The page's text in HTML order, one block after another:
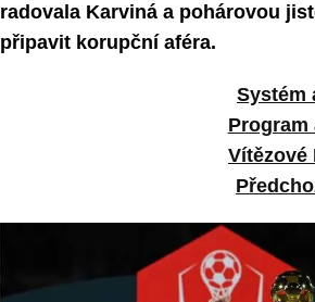
radovala Karviná a pohárovou
připavit korupční aféra.
Systém
Program
Vítězové